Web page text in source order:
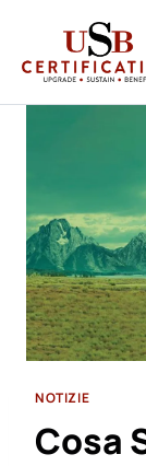
contenuto
NOTIZIE
Cosa